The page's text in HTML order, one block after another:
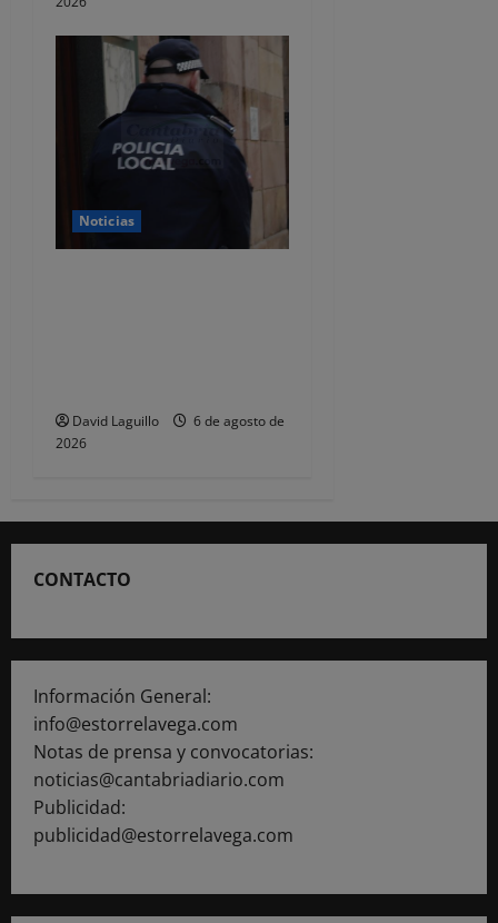
Noticias
David Laguillo
6 de agosto de
2026
CONTACTO
Información General:
info@estorrelavega.com
Notas de prensa y convocatorias:
noticias@cantabriadiario.com
Publicidad:
publicidad@estorrelavega.com